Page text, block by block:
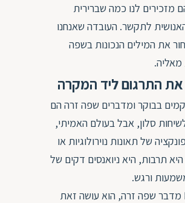
מזכירים לנו כמה שברירית
לתקשר. העובדה שאנחנו
את המילים הנכונות בשפה
מאליה.
התרגום ליד המקרה
בבוקר ומדברים שפה זרה הם
סלון, אבל בעולם האמיתי,
של תאונות נוירולוגיות או
תרבות, היא ניואנסים דקים של
ורגש.
כשאדם הסובל מ-FLS מדבר שפה זרה, הוא עושה זאת